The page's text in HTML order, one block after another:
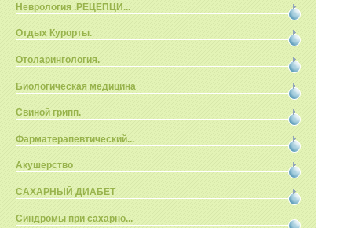
Неврология .РЕЦЕПЦИ...
Отдых Курорты.
Отоларингология.
Биологическая медицина
Свиной грипп.
Фарматерапевтический...
Акушерство
САХАРНЫЙ ДИАБЕТ
Синдромы при сахарно...